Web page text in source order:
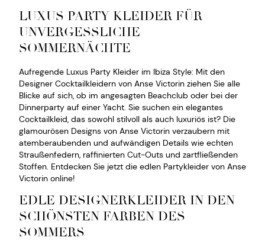
LUXUS PARTY KLEIDER FÜR
UNVERGESSLICHE
SOMMERNÄCHTE
Aufregende Luxus Party Kleider im Ibiza Style: Mit den
Designer Cocktailkleidern von Anse Victorin ziehen Sie alle
Blicke auf sich, ob im angesagten Beachclub oder bei der
Dinnerparty auf einer Yacht. Sie suchen ein elegantes
Cocktailkleid, das sowohl stilvoll als auch luxuriös ist? Die
glamourösen Designs von Anse Victorin verzaubern mit
atemberaubenden und aufwändigen Details wie echten
Straußenfedern, raffinierten Cut-Outs und zartfließenden
Stoffen. Entdecken Sie jetzt die edlen Partykleider von Anse
Victorin online!
EDLE DESIGNERKLEIDER IN DEN
SCHÖNSTEN FARBEN DES
SOMMERS